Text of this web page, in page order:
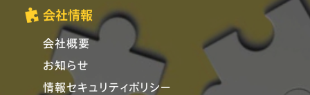
会社情報
会社概要
お知らせ
情報セキュリティポリシー